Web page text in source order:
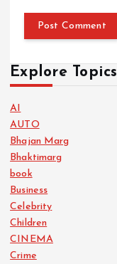
Explore Topics
AI
AUTO
Bhajan Marg
Bhaktimarg
book
Business
Celebrity
Children
CINEMA
Crime